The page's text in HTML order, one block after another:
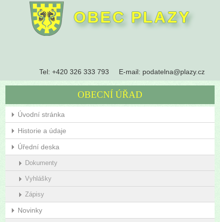
OBEC PLAZY
Tel: +420 326 333 793 E-mail: podatelna@plazy.cz
OBECNÍ ÚŘAD
Úvodní stránka
Historie a údaje
Úřední deska
Dokumenty
Vyhlášky
Zápisy
Novinky